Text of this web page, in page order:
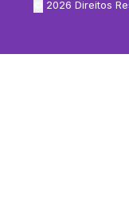
2026 Direitos